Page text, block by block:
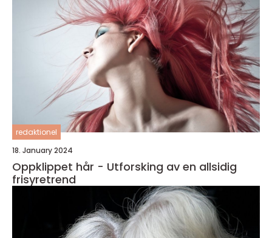
redaktionel
18. January 2024
Oppklippet hår - Utforsking av en allsidig
frisyretrend